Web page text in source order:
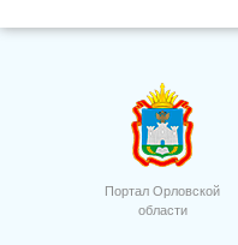
15
Портал Орловской
области